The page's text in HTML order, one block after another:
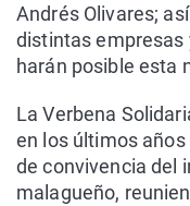
Andrés Olivares;
distintas empresas
harán posible esta
La Verbena
en los últimos
de convivencia del
malagueño,